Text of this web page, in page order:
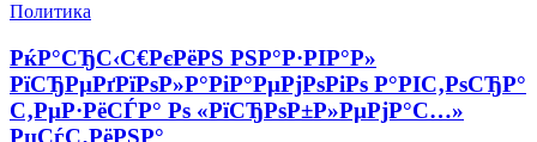
Политика
РќР°СЂС‹С€РєРёРЅ РЅР°Р·РІР°Р»
РїСЂРµРґРїРѕР»Р°РіР°РµРјРѕРіРѕ Р°РІС‚РѕСЂР°
С‚РµР·РёСЃР° Рѕ «РїСЂРѕР±Р»РµРјР°С…»
РџСѓС‚РёРЅР°